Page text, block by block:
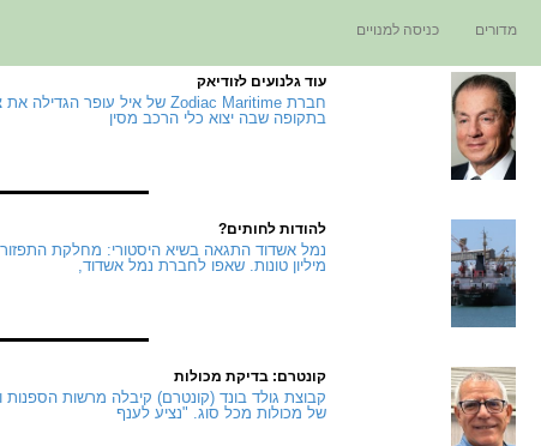
כניסה למנויים מדורים
עוד גלנועים לזודיאק
בתקופה שבה יצוא כלי הרכב מסין
להודות לחותים?
מיליון טונות. שאפו לחברת נמל אשדוד,
קונטרם: בדיקת מכולות
קבוצת גולד בונד (קונטרם) קיבלה מרשות
של מכולות מכל סוג. "נציע לענף